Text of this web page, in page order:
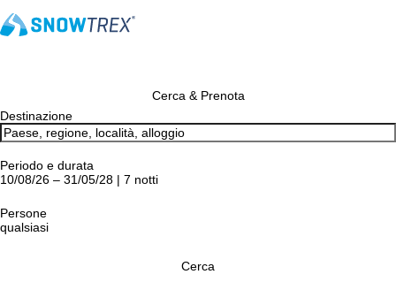
Cerca & Prenota
Destinazione
Periodo e durata
10/08/26 – 31/05/28 | 7 notti
Persone
qualsiasi
Cerca